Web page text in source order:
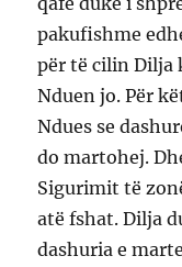
pakufishme
për të cilin Dilja
Nduen jo. Për
Ndues se
do martohej.
Sigurimit të
atë fshat. Dilja
dashuria e